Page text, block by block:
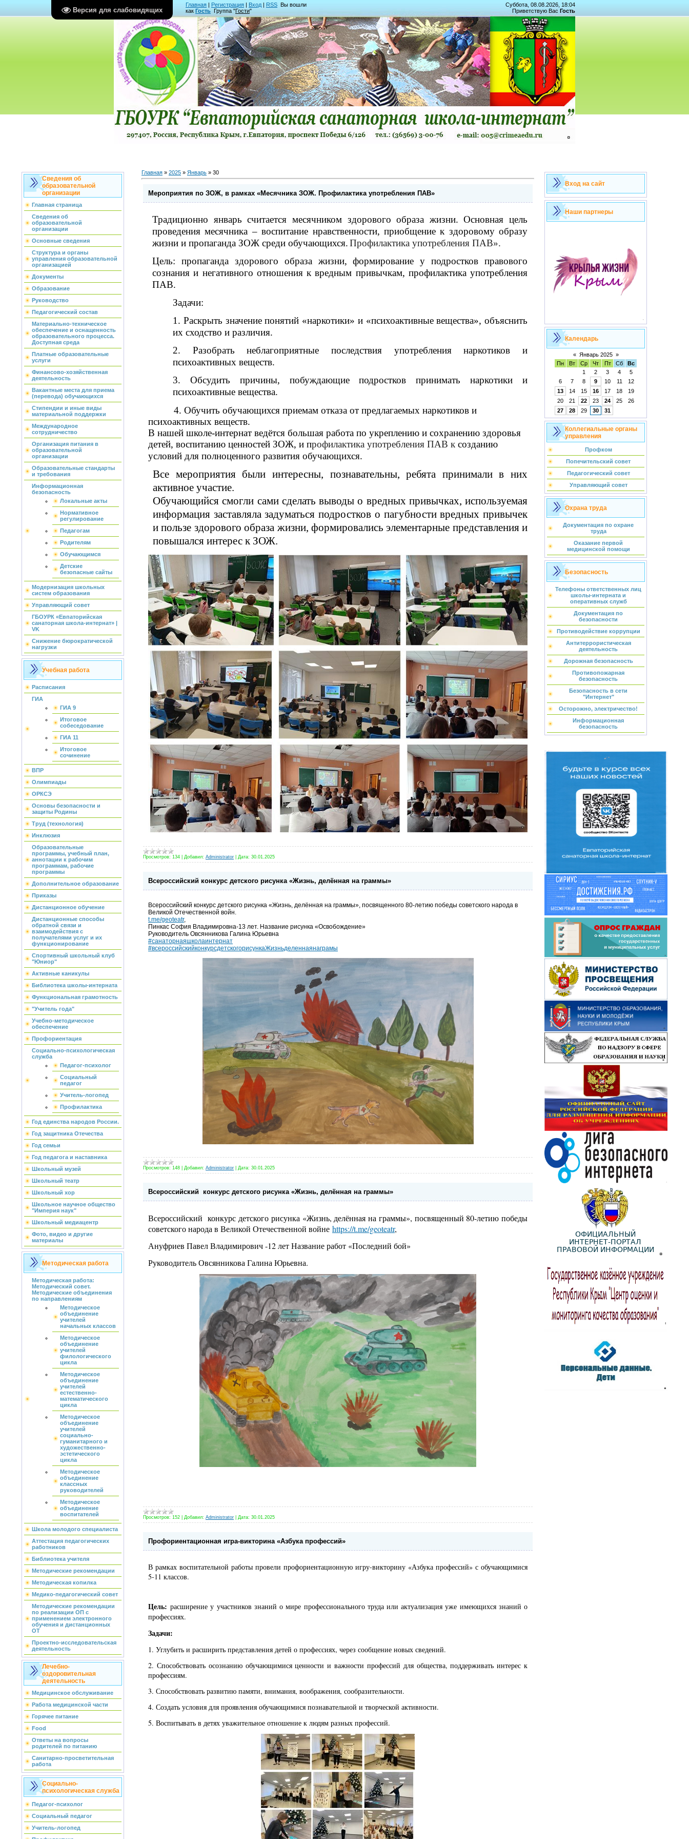
Версия для слабовидящих
Главная | Регистрация | Вход | RSS Вы вошли
как Гость Группа "Гости"
Суббота, 08.08.2026, 18:04
Приветствую Вас Гость
Сведения об
образовательной
организации
Главная страница
Сведения об
образовательной
организации
Основные сведения
Структура и органы
управления образовательной
организацией
Документы
Образование
Руководство
Педагогический состав
Материально-техническое
обеспечение и оснащенность
образовательного процесса.
Доступная среда
Платные образовательные
услуги
Финансово-хозяйственная
деятельность
Вакантные места для приема
(перевода) обучающихся
Стипендии и иные виды
материальной поддержки
Международное
сотрудничество
Организация питания в
образовательной
организации
Образовательные стандарты
и требования
Информационная
безопасность
Локальные акты
Нормативное
регулирование
Педагогам
Родителям
Обучающимся
Детские
безопасные сайты
Модернизация школьных
систем образования
Управляющий совет
ГБОУРК «Евпаторийская
санаторная школа-интернат» |
VK
Снижение бюрократической
нагрузки
Учебная работа
Расписания
ГИА
ГИА 9
Итоговое
собеседование
ГИА 11
Итоговое
сочинение
ВПР
Олимпиады
ОРКСЭ
Основы безопасности и
защиты Родины
Труд (технология)
Инклюзия
Образовательные
программы, учебный план,
аннотации к рабочим
программам, рабочие
программы
Дополнительное образование
Приказы
Дистанционное обучение
Дистанционные способы
обратной связи и
взаимодействия с
получателями услуг и их
функционирование
Спортивный школьный клуб
"Юниор"
Активные каникулы
Библиотека школы-интерната
Функциональная грамотность
"Учитель года"
Учебно-методическое
обеспечение
Профориентация
Социально-психологическая
служба
Педагог-психолог
Социальный
педагог
Учитель-логопед
Профилактика
Год единства народов России.
Год защитника Отечества
Год семьи
Год педагога и наставника
Школьный музей
Школьный театр
Школьный хор
Школьное научное общество
"Империя наук"
Школьный медиацентр
Фото, видео и другие
материалы
Методическая работа
Методическая работа:
Методический совет.
Методические объединения
по направлениям
Методическое
объединение
учителей
начальных классов
Методическое
объединение
учителей
филологического
цикла
Методическое
объединение
учителей
естественно-
математического
цикла
Методическое
объединение
учителей
социально-
гуманитарного и
художественно-
эстетического
цикла
Методическое
объединение
классных
руководителей
Методическое
объединение
воспитателей
Школа молодого специалиста
Аттестация педагогических
работников
Библиотека учителя
Методические рекомендации
Методическая копилка
Медико-педагогический совет
Методические рекомендации
по реализации ОП с
применением электронного
обучения и дистанционных
ОТ
Проектно-исследовательская
деятельность
Лечебно-
оздоровительная
деятельность
Медицинское обслуживание
Работа медицинской части
Горячее питание
Food
Ответы на вопросы
родителей по питанию
Санитарно-просветительная
работа
Социально-
психологическая служба
Педагог-психолог
Социальный педагог
Учитель-логопед
Главная » 2025 » Январь » 30
Мероприятия по ЗОЖ, в рамках «Месячника ЗОЖ. Профилактика употребления ПАВ»
Традиционно январь считается месячником здорового образа жизни. Основная цель
проведения месячника – воспитание нравственности, приобщение к здоровому образу
жизни и пропаганда ЗОЖ среди обучающихся.Профилактика употребления ПАВ».
Цель: пропаганда здорового образа жизни, формирование у подростков правового
сознания и негативного отношения к вредным привычкам, профилактика употребления
ПАВ.
Задачи:
1. Раскрыть значение понятий «наркотики» и «психоактивные вещества», объяснить
их сходство и различия.
2. Разобрать неблагоприятные последствия употребления наркотиков и
психоактивных веществ.
3. Обсудить причины, побуждающие подростков принимать наркотики и
психоактивные вещества.
4. Обучить обучающихся приемам отказа от предлагаемых наркотиков и
психоактивных веществ.
В нашей школе-интернат ведётся большая работа по укреплению и сохранению здоровья
детей, воспитанию ценностей ЗОЖ, и профилактика употребления ПАВ к созданию
условий для полноценного развития обучающихся.
Все мероприятия были интересны, познавательны, ребята принимали в них
активное участие.
Обучающийся смогли сами сделать выводы о вредных привычках, используемая
информация заставляла задуматься подростков о пагубности вредных привычек
и пользе здорового образа жизни, формировались элементарные представления и
повышался интерес к ЗОЖ.
Просмотров: 134 Добавил: Administrator Дата: 30.01.2025
Всероссийский конкурс детского рисунка «Жизнь, делённая на граммы»
Всероссийский конкурс детского рисунка «Жизнь, делённая на граммы», посвященного 80-летию победы советского народа в
Великой Отечественной войн.
t.me/geoteatr,
Пинкас София Владимировна-13 лет. Название рисунка «Освобождение»
Руководитель Овсянникова Галина Юрьевна
#санаторнаяшколаинтернат
#всероссийскийконкурсдетскогорисункаЖизньделеннаянаграмы
Просмотров: 148 Добавил: Administrator Дата: 30.01.2025
Всероссийский конкурс детского рисунка «Жизнь, делённая на граммы»
Всероссийский конкурс детского рисунка «Жизнь, делённая на граммы», посвященный 80-летию победы
советского народа в Великой Отечественной войне https://t.me/geoteatr,
Ануфриев Павел Владимирович -12 лет Название работ «Последний бой»
Руководитель Овсянникова Галина Юрьевна.
Просмотров: 152 Добавил: Administrator Дата: 30.01.2025
Профориентационная игра-викторина «Азбука профессий»
В рамках воспитательной работы провели профориентационную игру-викторину «Азбука профессий» с обучающимися
5-11 классов.
Цель: расширение у участников знаний о мире профессионального труда или актуализация уже имеющихся знаний о
профессиях.
Задачи:
1. Углубить и расширить представления детей о профессиях, через сообщение новых сведений.
2. Способствовать осознанию обучающимися ценности и важности профессий для общества, поддерживать интерес к
профессиям.
3. Способствовать развитию памяти, внимания, воображения, сообразительности.
4. Создать условия для проявления обучающимися познавательной и творческой активности.
5. Воспитывать в детях уважительное отношение к людям разных профессий.
Вход на сайт
Наши партнеры
Календарь
« Январь 2025 »
Пн
Вт Ср Чт Пт Сб
Вс
1
2 3 4
5
6
7 8 9 10 11
12
13
14 15 16 17 18
19
20
21 22 23 24 25
26
27
28 29 30 31
Коллегиальные органы
управления
Профком
Попечительский совет
Педагогический совет
Управляющий совет
Охрана труда
Документация по охране
труда
Оказание первой
медицинской помощи
Безопасность
Телефоны ответственных лиц
школы-интерната и
оперативных служб
Документация по
безопасности
Противодействие коррупции
Антитеррористическая
деятельность
Дорожная безопасность
Противопожарная
безопасность
Безопасность в сети
"Интернет"
Осторожно, электричество!
Информационная
безопасность